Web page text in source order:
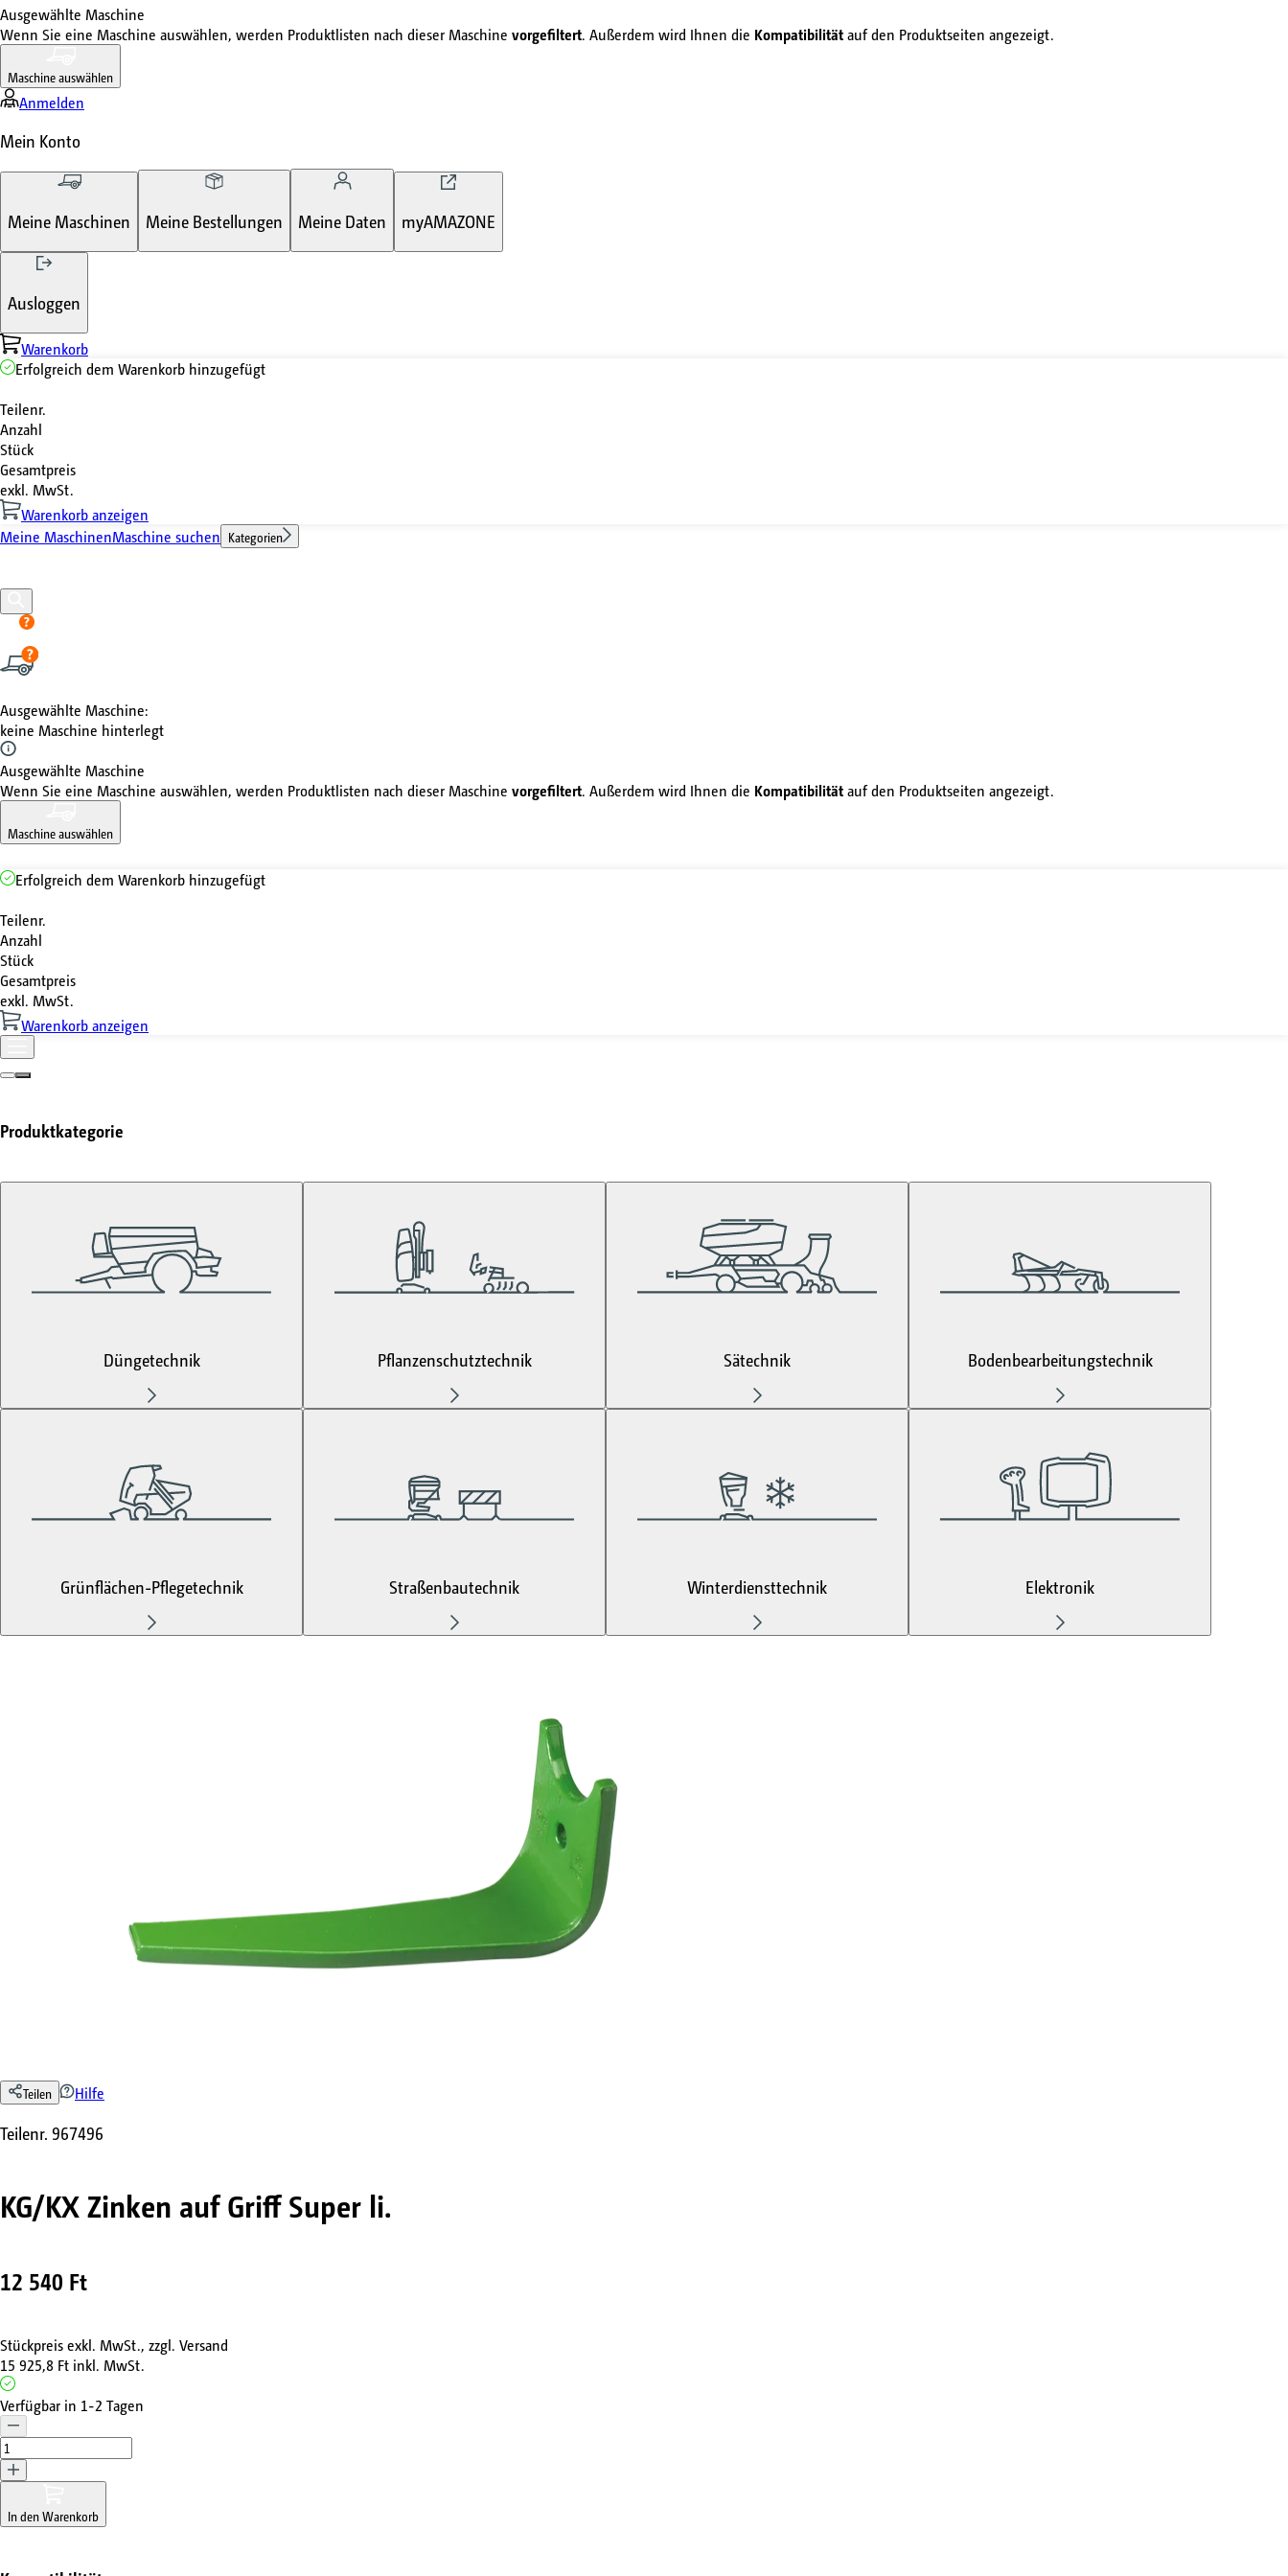
Ausgewählte Maschine
Wenn Sie eine Maschine auswählen, werden Produktlisten nach dieser Maschine vorgefiltert. Außerdem wird Ihnen die Kompatibilitätauf den Produktseiten angezeigt.
Maschine auswählen
Anmelden
Mein Konto
Meine Maschinen Meine Bestellungen Meine Daten myAMAZONE
Ausloggen
Warenkorb
Erfolgreich dem Warenkorb hinzugefügt
Teilenr.
Anzahl
Stück
Gesamtpreis
exkl. MwSt.
Warenkorb anzeigen
Meine MaschinenMaschine suchen Kategorien
Ausgewählte Maschine:
keine Maschine hinterlegt
Ausgewählte Maschine
Wenn Sie eine Maschine auswählen, werden Produktlisten nach dieser Maschine vorgefiltert. Außerdem wird Ihnen die Kompatibilitätauf den Produktseiten angezeigt.
Maschine auswählen
Erfolgreich dem Warenkorb hinzugefügt
Teilenr.
Anzahl
Stück
Gesamtpreis
exkl. MwSt.
Warenkorb anzeigen
Produktkategorie
Düngetechnik Pflanzenschutztechnik Sätechnik Bodenbearbeitungstechnik
Grünflächen-Pflegetechnik Straßenbautechnik Winterdiensttechnik Elektronik
Teilen Hilfe
Teilenr. 967496
KG/KX Zinken auf Griff Super li.
12 540 Ft
Stückpreis exkl. MwSt., zzgl. Versand
15 925,8 Ft inkl. MwSt.
Verfügbar in 1-2 Tagen
In den Warenkorb